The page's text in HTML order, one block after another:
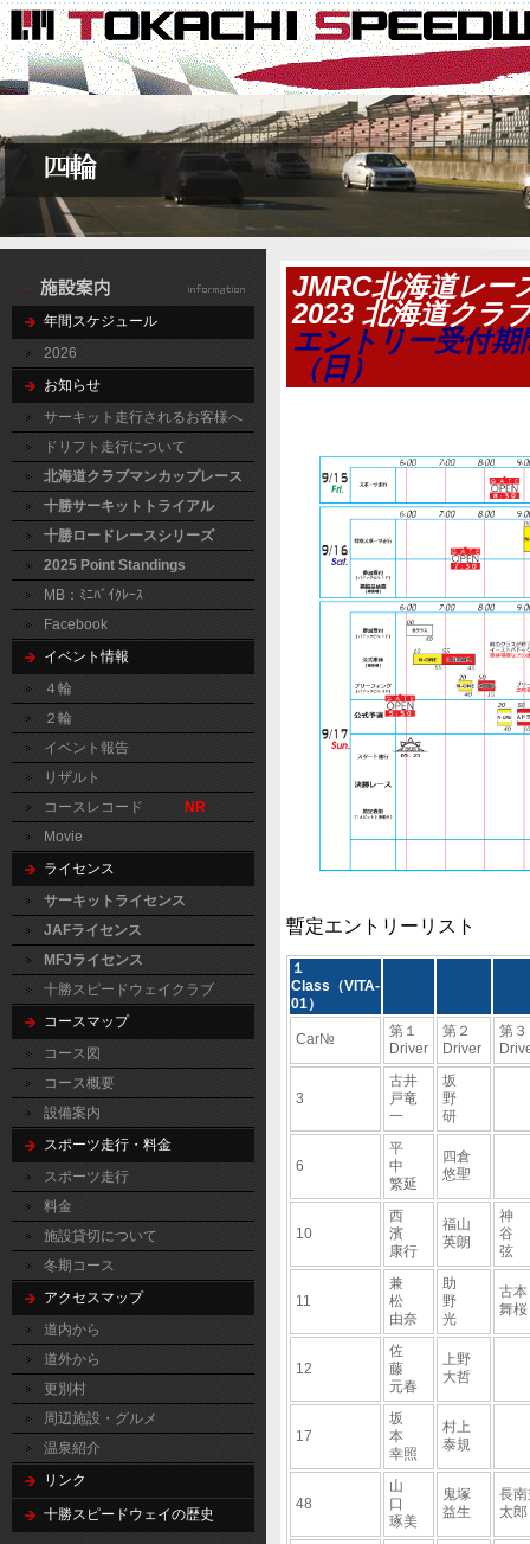
年間スケジュール
2026
お知らせ
サーキット走行されるお客様へ
ドリフト走行について
北海道クラブマンカップレース
十勝サーキットトライアル
十勝ロードレースシリーズ
2025 Point Standings
MB：ﾐﾆﾊﾞｲｸﾚｰｽ
Facebook
イベント情報
４輪
２輪
イベント報告
リザルト
コースレコード
NR
Movie
ライセンス
サーキットライセンス
JAFライセンス
MFJライセンス
十勝スピードウェイクラブ
コースマップ
コース図
コース概要
設備案内
スポーツ走行・料金
スポーツ走行
料金
施設貸切について
冬期コース
アクセスマップ
道内から
道外から
更別村
周辺施設・グルメ
温泉紹介
リンク
十勝スピードウェイの歴史
JMRC北海道レ
2023 北海道クラ
エントリー受付
（日）
暫定エントリーリスト
１
Class（VITA-
01）
Car№
第１
Driver
第２
Driver
第３
3
古井
戸竜
一
坂
野
研
6
平
中
繁延
四倉
悠聖
10
西
濱
康行
福山
英朗
神
弦
11
兼
松
由奈
助
野
光
古
舞桜
12
佐
藤
元春
上野
大哲
17
坂
本
幸照
村上
泰規
48
山
口
琢美
鬼塚
益生
長
太郎